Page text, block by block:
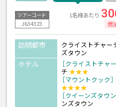
ツアーコード
J634323
1名様あたり
燃
訪問都市
クライストチャー
ズタウン
ホテル ［クライストチャー
チ ★★★
［マウントクック］
★★★★
［クイーンズタウン
ンズタウン